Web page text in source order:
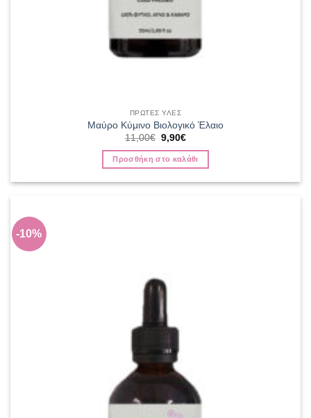
ΠΡΩΤΕΣ ΥΛΕΣ
Μαύρο Κύμινο Βιολογικό Έλαιο
11,00€ Original
was:
11,00€.
9,90€Η
τιμή
είναι:
Προσθήκη στο καλάθι
-10%